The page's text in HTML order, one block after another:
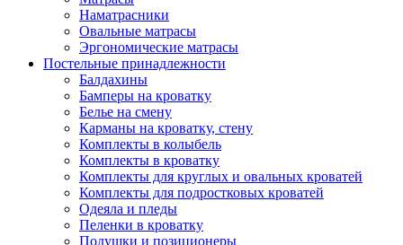
Наматрасники
Овальные матрасы
Эргономические матрасы
Постельные принадлежности
Балдахины
Бамперы на кроватку
Белье на смену
Карманы на кроватку, стену
Комплекты в колыбель
Комплекты в кроватку
Комплекты для круглых и овальных кроватей
Комплекты для подростковых кроватей
Одеяла и пледы
Пеленки в кроватку
Подушки и позиционеры